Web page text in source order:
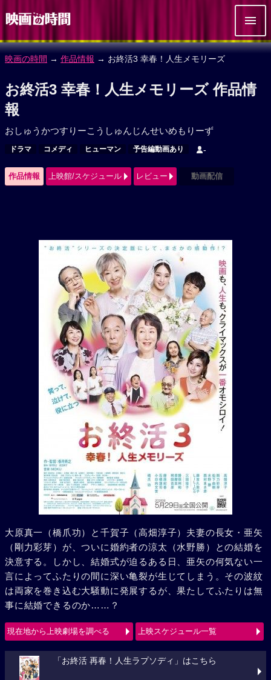
映画の時間 → 作品情報 → お終活3 幸春！人生メモリーズ
お終活3 幸春！人生メモリーズ 作品情
報
おしゅうかつすりーこうしゅんじんせいめもりーず
ドラマ コメディ ヒューマン 予告編動画あり -
作品情報 上映館/スケジュール レビュー 動画配信
大原真一（橋爪功）と千賀子（高畑淳子）夫妻の長女・亜矢
（剛力彩芽）が、ついに婚約者の涼太（水野勝）との結婚を
決意する。しかし、結婚式が迫るある日、亜矢の何気ない一
言によってふたりの間に深い亀裂が生じてしまう。その波紋
は両家を巻き込む大騒動に発展するが、果たしてふたりは無
事に結婚できるのか……？
現在地から上映劇場を調べる 上映スケジュール一覧
「お終活 再春！人生ラプソディ」はこちら